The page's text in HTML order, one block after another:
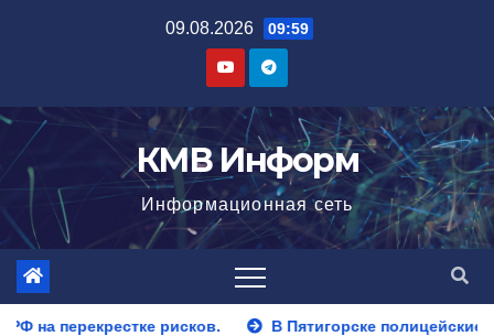
09.08.2026 09:59
КМВ Информ
Информационная сеть
В Пятигорске полицейские задержали